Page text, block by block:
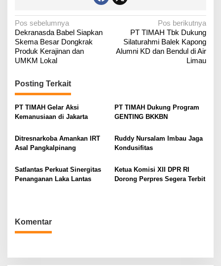
N
a
v
i
a
s
i
o
s
Pos sebelumnya
Dekranasda Babel Siapkan
Skema Besar Dongkrak
Produk Kerajinan dan
UMKM Lokal
Pos berikutnya
PT TIMAH Tbk Dukung
Silaturahmi Balek Kapong
Alumni KD dan Bendul di Air
Limau
Posting Terkait
PT TIMAH Gelar Aksi
Kemanusiaan di Jakarta
PT TIMAH Dukung Program
GENTING BKKBN
Ditresnarkoba Amankan IRT
Asal Pangkalpinang
Ruddy Nursalam Imbau Jaga
Kondusifitas
Satlantas Perkuat Sinergitas
Penanganan Laka Lantas
Ketua Komisi XII DPR RI
Dorong Perpres Segera Terbit
Komentar